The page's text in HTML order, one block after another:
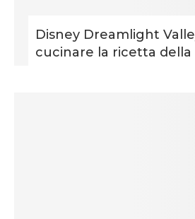
Disney Dreamlight
cucinare la ricetta della